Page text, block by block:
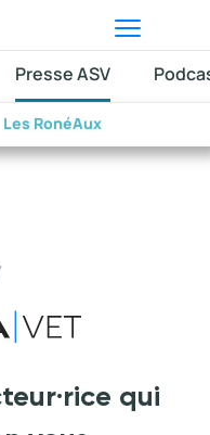
Presse ASV
Les RonéAux
qui